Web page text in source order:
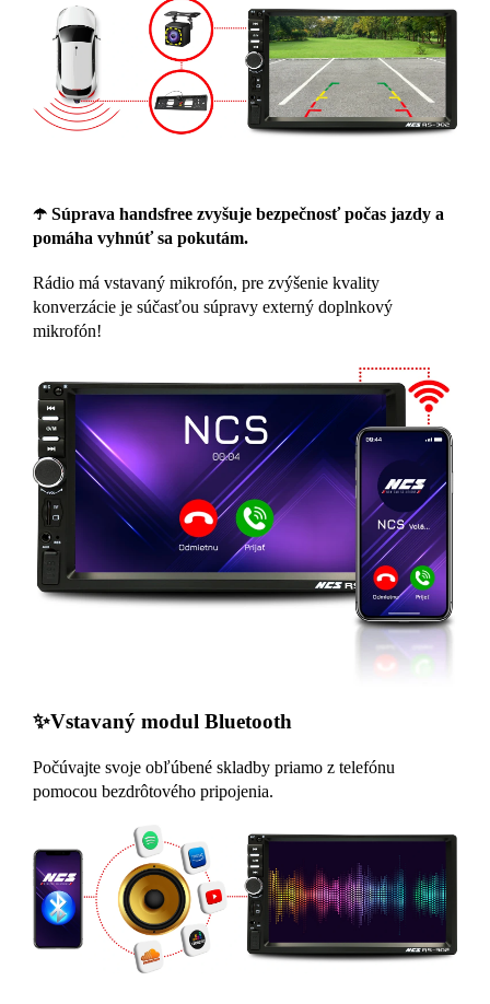
☂️ Súprava handsfree zvyšuje bezpečnosť počas jazdy a
pomáha vyhnúť sa pokutám.
Rádio má vstavaný mikrofón, pre zvýšenie kvality
konverzácie je súčasťou súpravy externý doplnkový
mikrofón!
✨Vstavaný modul Bluetooth
Počúvajte svoje obľúbené skladby priamo z telefónu
pomocou bezdrôtového pripojenia.